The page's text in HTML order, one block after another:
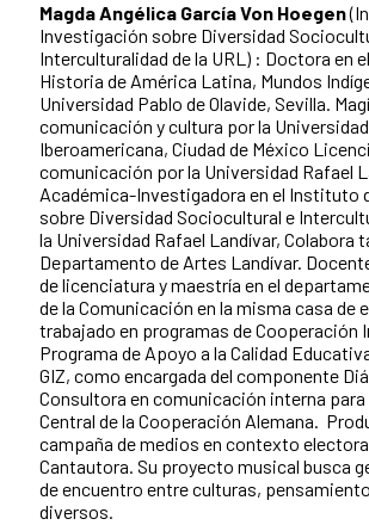
Magda Angélica García Von Hoegen
Investigación sobre Diversidad
Interculturalidad de la URL) : Doctora en
Historia de América Latina, Mundos
Universidad Pablo de Olavide, Sevilla.
comunicación y cultura por la Universidad
Iberoamericana, Ciudad de México
comunicación por la Universidad Rafael
Académica-Investigadora en el Instituto
sobre Diversidad Sociocultural e
la Universidad Rafael Landívar, Colabora
Departamento de Artes Landívar.
de licenciatura y maestría en el
de la Comunicación en la misma casa de
trabajado en programas de Cooperación
Programa de Apoyo a la Calidad
GIZ, como encargada del componente
Consultora en comunicación interna para
Central de la Cooperación Alemana.
campaña de medios en contexto
Cantautora. Su proyecto musical busca
de encuentro entre culturas,
diversos.